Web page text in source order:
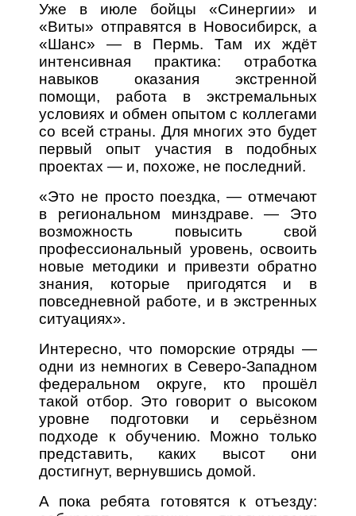
Уже в июле бойцы «Синергии» и
«Виты» отправятся в Новосибирск, а
«Шанс» — в Пермь. Там их ждёт
интенсивная практика: отработка
навыков оказания экстренной
помощи, работа в экстремальных
условиях и обмен опытом с коллегами
со всей страны. Для многих это будет
первый опыт участия в подобных
проектах — и, похоже, не последний.
«Это не просто поездка, — отмечают
в региональном минздраве. — Это
возможность повысить свой
профессиональный уровень, освоить
новые методики и привезти обратно
знания, которые пригодятся и в
повседневной работе, и в экстренных
ситуациях».
Интересно, что поморские отряды —
одни из немногих в Северо-Западном
федеральном округе, кто прошёл
такой отбор. Это говорит о высоком
уровне подготовки и серьёзном
подходе к обучению. Можно только
представить, каких высот они
достигнут, вернувшись домой.
А пока ребята готовятся к отъезду: